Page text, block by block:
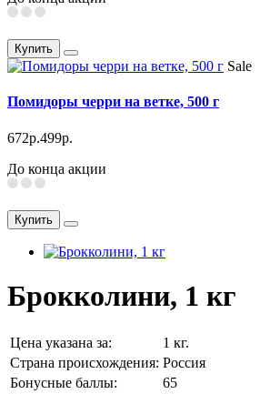
Купить
Sale
Помидоры черри на ветке, 500 г
672р.499р.
До конца акции
Купить
Брокколини, 1 кг
Цена указана за:
1 кг.
Страна происхождения: Россия
Бонусные баллы:
65